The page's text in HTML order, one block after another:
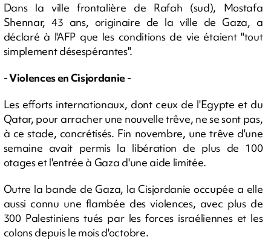
Dans la ville frontalière de Rafah (sud), Mostafa
Shennar, 43 ans, originaire de la ville de Gaza, a
déclaré à l'AFP que les conditions de vie étaient "tout
simplement désespérantes".
- Violences en Cisjordanie -
Les efforts internationaux, dont ceux de l'Egypte et du
Qatar, pour arracher une nouvelle trêve, ne se sont pas,
à ce stade, concrétisés. Fin novembre, une trêve d'une
semaine avait permis la libération de plus de 100
otages et l'entrée à Gaza d'une aide limitée.
Outre la bande de Gaza, la Cisjordanie occupée a elle
aussi connu une flambée des violences, avec plus de
300 Palestiniens tués par les forces israéliennes et les
colons depuis le mois d'octobre.